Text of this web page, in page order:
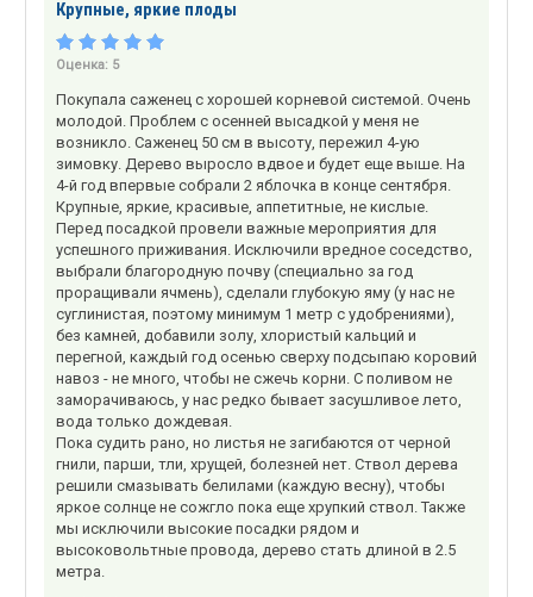
Крупные, яркие плоды
Оценка: 5
Покупала саженец с хорошей корневой системой. Очень
молодой. Проблем с осенней высадкой у меня не
возникло. Саженец 50 см в высоту, пережил 4-ую
зимовку. Дерево выросло вдвое и будет еще выше. На
4-й год впервые собрали 2 яблочка в конце сентября.
Крупные, яркие, красивые, аппетитные, не кислые.
Перед посадкой провели важные мероприятия для
успешного приживания. Исключили вредное соседство,
выбрали благородную почву (специально за год
проращивали ячмень), сделали глубокую яму (у нас не
суглинистая, поэтому минимум 1 метр с удобрениями),
без камней, добавили золу, хлористый кальций и
перегной, каждый год осенью сверху подсыпаю коровий
навоз - не много, чтобы не сжечь корни. С поливом не
заморачиваюсь, у нас редко бывает засушливое лето,
вода только дождевая.
Пока судить рано, но листья не загибаются от черной
гнили, парши, тли, хрущей, болезней нет. Ствол дерева
решили смазывать белилами (каждую весну), чтобы
яркое солнце не сожгло пока еще хрупкий ствол. Также
мы исключили высокие посадки рядом и
высоковольтные провода, дерево стать длиной в 2.5
метра.